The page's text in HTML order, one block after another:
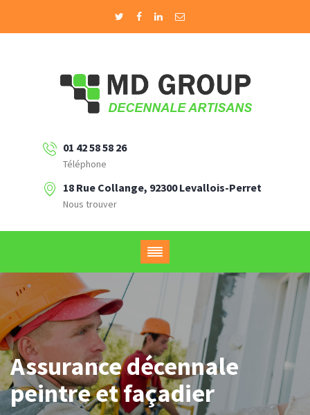
01 42 58 58 26
Téléphone
18 Rue Collange, 92300 Levallois-Perret
Nous trouver
Assurance décennale
peintre et façadier